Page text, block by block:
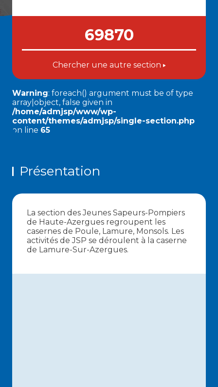
69870
Chercher une autre section
Warning: foreach() argument must be of type
array|object, false given in
/home/admjsp/www/wp-
content/themes/admjsp/single-section.php
on line 65
Présentation
La section des Jeunes Sapeurs-Pompiers
de Haute-Azergues regroupent les
casernes de Poule, Lamure, Monsols. Les
activités de JSP se déroulent à la caserne
de Lamure-Sur-Azergues.